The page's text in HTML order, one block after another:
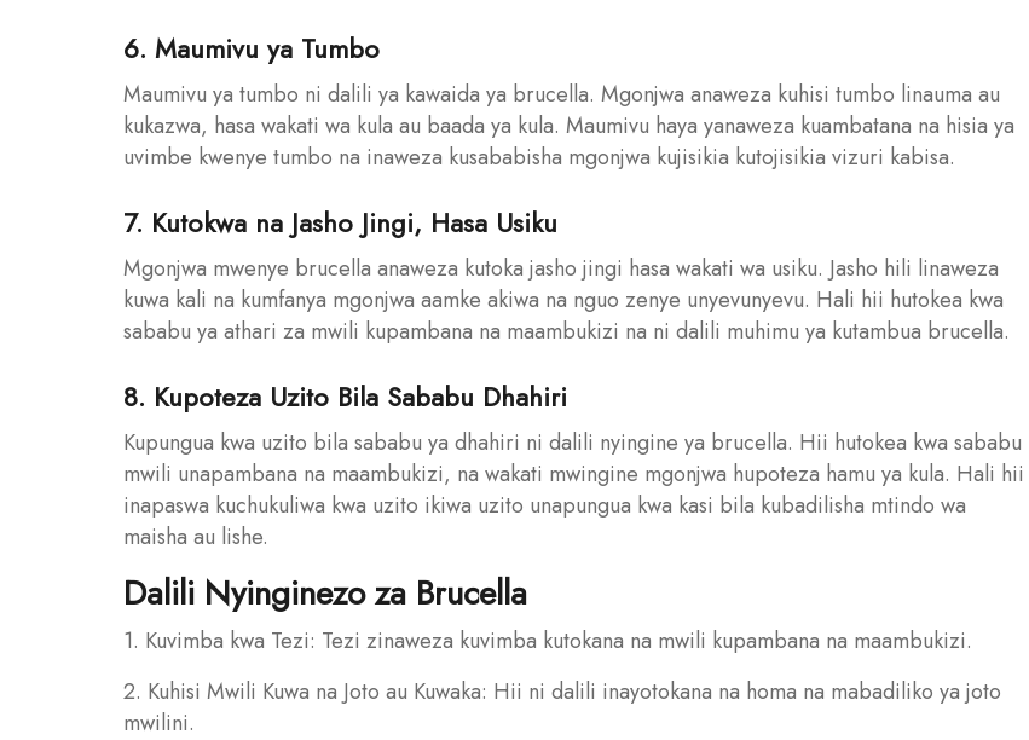
6. Maumivu ya Tumbo
Maumivu ya tumbo ni dalili ya kawaida ya brucella. Mgonjwa anaweza kuhisi tumbo linauma au
kukazwa, hasa wakati wa kula au baada ya kula. Maumivu haya yanaweza kuambatana na hisia ya
uvimbe kwenye tumbo na inaweza kusababisha mgonjwa kujisikia kutojisikia vizuri kabisa.
7. Kutokwa na Jasho Jingi, Hasa Usiku
Mgonjwa mwenye brucella anaweza kutoka jasho jingi hasa wakati wa usiku. Jasho hili linaweza
kuwa kali na kumfanya mgonjwa aamke akiwa na nguo zenye unyevunyevu. Hali hii hutokea kwa
sababu ya athari za mwili kupambana na maambukizi na ni dalili muhimu ya kutambua brucella.
8. Kupoteza Uzito Bila Sababu Dhahiri
Kupungua kwa uzito bila sababu ya dhahiri ni dalili nyingine ya brucella. Hii hutokea kwa sababu
mwili unapambana na maambukizi, na wakati mwingine mgonjwa hupoteza hamu ya kula. Hali hii
inapaswa kuchukuliwa kwa uzito ikiwa uzito unapungua kwa kasi bila kubadilisha mtindo wa
maisha au lishe.
Dalili Nyinginezo za Brucella
1. Kuvimba kwa Tezi: Tezi zinaweza kuvimba kutokana na mwili kupambana na maambukizi.
2. Kuhisi Mwili Kuwa na Joto au Kuwaka: Hii ni dalili inayotokana na homa na mabadiliko ya joto
mwilini.